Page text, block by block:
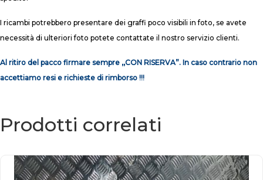
I ricambi potrebbero presentare dei graffi poco visibili in foto, se avete
necessità di ulteriori foto potete contattate il nostro servizio clienti.
Al ritiro del pacco firmare sempre ,,CON RISERVA”. In caso contrario non
accettiamo resi e richieste di rimborso !!!
Prodotti correlati